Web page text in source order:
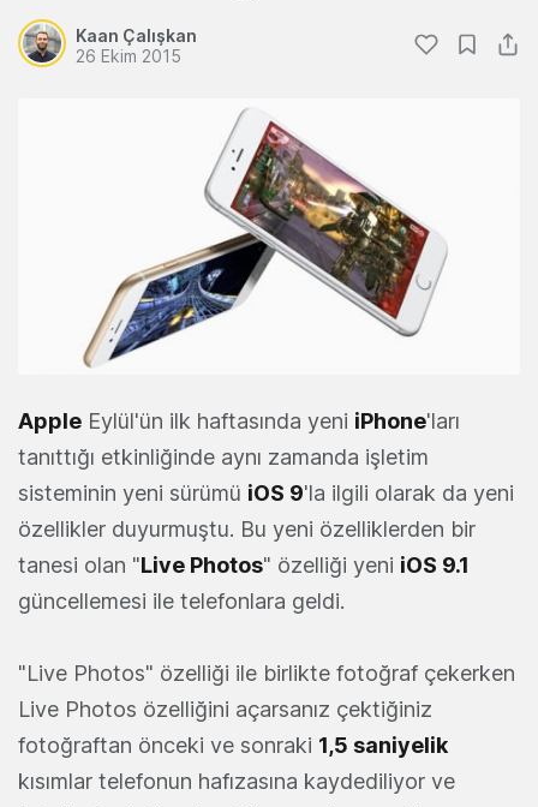
Kaan Çalışkan
26 Ekim 2015
Apple Eylül'ün ilk haftasında yeni iPhone'ları
tanıttığı etkinliğinde aynı zamanda işletim
sisteminin yeni sürümü iOS 9'la ilgili olarak da yeni
özellikler duyurmuştu. Bu yeni özelliklerden bir
tanesi olan "Live Photos" özelliği yeni iOS 9.1
güncellemesi ile telefonlara geldi.
"Live Photos" özelliği ile birlikte fotoğraf çekerken
Live Photos özelliğini açarsanız çektiğiniz
fotoğraftan önceki ve sonraki 1,5 saniyelik
kısımlar telefonun hafızasına kaydediliyor ve